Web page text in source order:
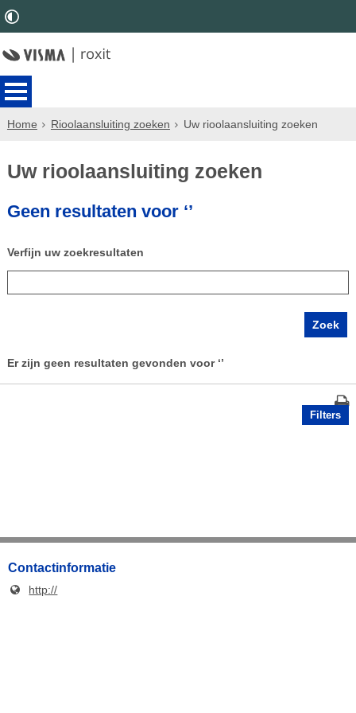
Home Rioolaansluiting zoeken Uw rioolaansluiting zoeken
Uw rioolaansluiting zoeken
Geen resultaten voor ‘’
Verfijn uw zoekresultaten
Er zijn geen resultaten gevonden voor ‘’
Filters
Contactinformatie
http://